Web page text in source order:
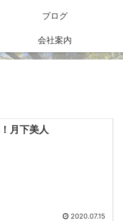
ブログ
会社案内
月下美人
2020.07.15